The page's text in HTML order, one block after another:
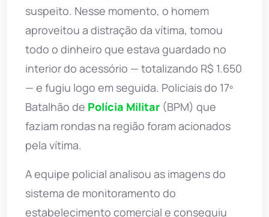
suspeito. Nesse momento, o homem
aproveitou a distração da vítima, tomou
todo o dinheiro que estava guardado no
interior do acessório — totalizando R$ 1.650
— e fugiu logo em seguida. Policiais do 17º
Batalhão de Polícia Militar (BPM) que
faziam rondas na região foram acionados
pela vítima.
A equipe policial analisou as imagens do
sistema de monitoramento do
estabelecimento comercial e conseguiu